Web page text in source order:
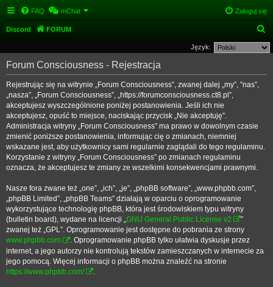
FAQ mChat Zaloguj się
Discord FORUM
z
Język:
Forum Consciousness - Rejestracja
Rejestrując się na witrynie „Forum Consciousness”, zwanej dalej „my”, ”nas”,
„nasza”, „Forum Consciousness”, „https://forumconsciousness.ct8.pl”,
akceptujesz wyszczególnione poniżej postanowienia. Jeśli ich nie
akceptujesz, opuść to miejsce, naciskając przycisk „Nie akceptuję”.
Administracja witryny „Forum Consciousness” ma prawo w dowolnym czasie
zmienić poniższe postanowienia, informując cię o zmianach, niemniej
wskazane jest, aby użytkownicy sami regularnie zaglądali do tego regulaminu.
Korzystanie z witryny „Forum Consciousness” po zmianach regulaminu
oznacza, że akceptujesz te zmiany ze wszelkimi konsekwencjami prawnymi.
Nasze fora zwane też „one”, „ich”, „je”, „phpBB software”, „www.phpbb.com”,
„phpBB Limited”, „phpBB Teams” działają w oparciu o oprogramowanie
wykorzystujące technologię phpBB, która jest środowiskiem typu witryny
(bulletin board), wydane na licencji „GNU General Public License v2
”
zwanej też „GPL”. Oprogramowanie jest dostępne do pobrania ze strony
www.phpbb.com
. Oprogramowanie phpBB tylko ułatwia dyskusje przez
internet, a jego autorzy nie kontrolują tekstów zamieszczanych w internecie za
jego pomocą. Więcej informacji o phpBB można znaleźć na stronie
https://www.phpbb.com/